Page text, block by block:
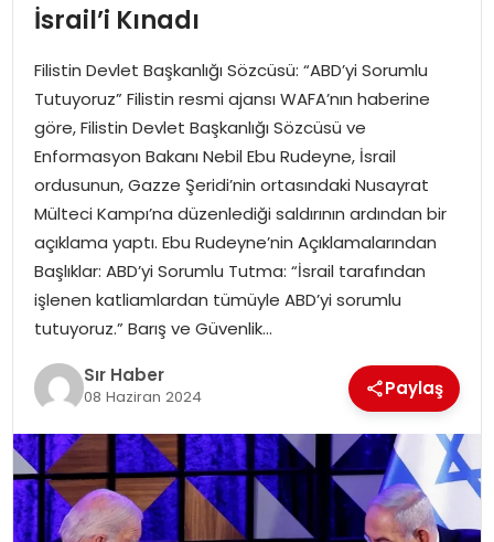
SPOR
EKONOMI
SIYASET
EĞITIM
YAŞAM
İsrail’i Kınadı
Filistin Devlet Başkanlığı Sözcüsü: “ABD’yi Sorumlu
Tutuyoruz” Filistin resmi ajansı WAFA’nın haberine
göre, Filistin Devlet Başkanlığı Sözcüsü ve
Enformasyon Bakanı Nebil Ebu Rudeyne, İsrail
ordusunun, Gazze Şeridi’nin ortasındaki Nusayrat
Mülteci Kampı’na düzenlediği saldırının ardından bir
açıklama yaptı. Ebu Rudeyne’nin Açıklamalarından
Başlıklar: ABD’yi Sorumlu Tutma: “İsrail tarafından
işlenen katliamlardan tümüyle ABD’yi sorumlu
tutuyoruz.” Barış ve Güvenlik…
Sır Haber
08 Haziran 2024 Paylaş